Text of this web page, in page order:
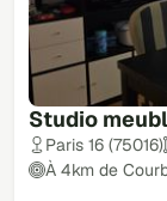
Studio
Paris 16 (75016)
À 4km de